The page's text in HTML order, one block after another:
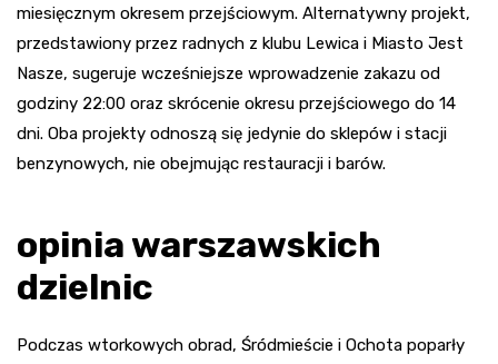
miesięcznym okresem przejściowym. Alternatywny projekt,
przedstawiony przez radnych z klubu Lewica i Miasto Jest
Nasze, sugeruje wcześniejsze wprowadzenie zakazu od
godziny 22:00 oraz skrócenie okresu przejściowego do 14
dni. Oba projekty odnoszą się jedynie do sklepów i stacji
benzynowych, nie obejmując restauracji i barów.
opinia warszawskich
dzielnic
Podczas wtorkowych obrad, Śródmieście i Ochota poparły